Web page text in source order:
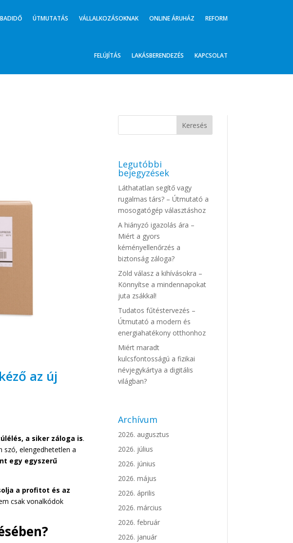
ÚTMUTATÁS VÁLLALKOZÁSOKNAK ONLINE ÁRUHÁZ REFORM
FELÚJÍTÁS LAKÁSBERENDEZÉS KAPCSOLAT
az új
a siker záloga is.
szó, elengedhetetlen a
egy egyszerű
a profitot és az
csak vonalkódok
Legutóbbi
bejegyzések
Láthatatlan segítő vagy
rugalmas társ? – Útmutató a
mosogatógép választáshoz
A hiányzó igazolás ára –
Miért a gyors
kéményellenőrzés a
biztonság záloga?
Zöld válasz a kihívásokra –
Könnyítse a mindennapokat
juta zsákkal!
Tudatos fűtéstervezés –
Útmutató a modern és
energiahatékony otthonhoz
Miért maradt
kulcsfontosságú a fizikai
névjegykártya a digitális
világban?
Archívum
2026. augusztus
2026. július
2026. június
2026. május
2026. április
2026. március
2026. február
2026. január